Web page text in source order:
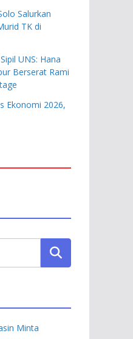
Salurkan
TK di
UNS: Hana
Berserat Rami
Ekonomi 2026,
Minta